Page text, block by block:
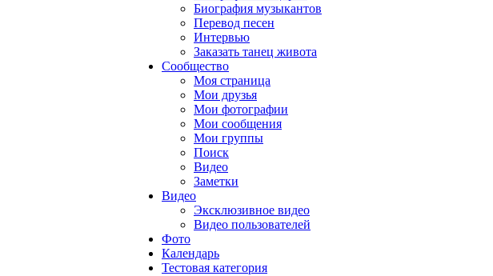
Биография музыкантов
Перевод песен
Интервью
Заказать танец живота
Сообщество
Моя страница
Мои друзья
Мои фотографии
Мои сообщения
Мои группы
Поиск
Видео
Заметки
Видео
Эксклюзивное видео
Видео пользователей
Фото
Календарь
Тестовая категория